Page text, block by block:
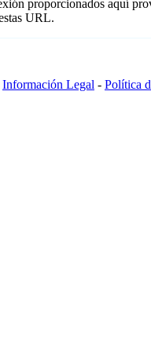
proporcionados aquí
URL.
Información Legal - Política